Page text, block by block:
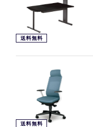
送料無料
送料無料